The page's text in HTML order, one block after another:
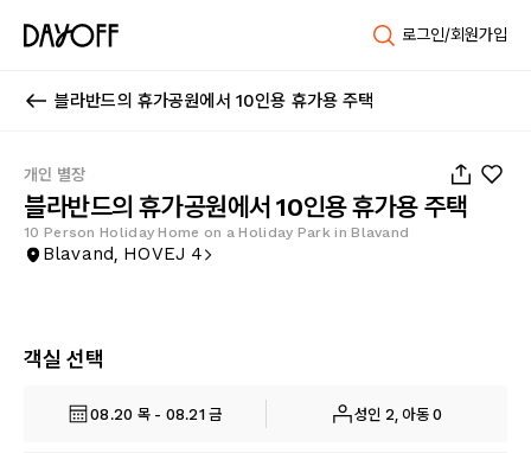
로그인/회원가입
블라반드의 휴가공원에서 10인용 휴가용 주택
개인 별장
블라반드의 휴가공원에서 10인용 휴가용 주택
10 Person Holiday Home on a Holiday Park in Blavand
Blavand, HOVEJ 4
객실 선택
08.20 목 - 08.21 금 성인 2, 아동 0